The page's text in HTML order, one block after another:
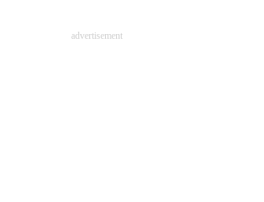
advertisement